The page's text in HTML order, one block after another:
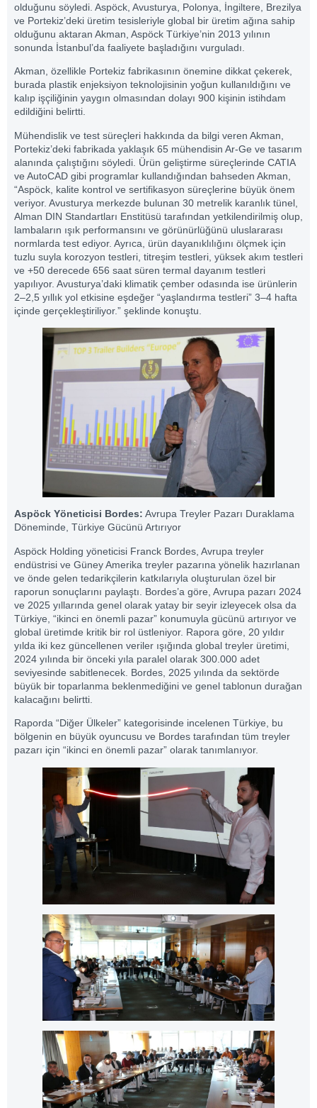
olduğunu söyledi. Aspöck, Avusturya, Polonya, İngiltere, Brezilya
ve Portekiz’deki üretim tesisleriyle global bir üretim ağına sahip
olduğunu aktaran Akman, Aspöck Türkiye’nin 2013 yılının
sonunda İstanbul’da faaliyete başladığını vurguladı.
Akman, özellikle Portekiz fabrikasının önemine dikkat çekerek,
burada plastik enjeksiyon teknolojisinin yoğun kullanıldığını ve
kalıp işçiliğinin yaygın olmasından dolayı 900 kişinin istihdam
edildiğini belirtti.
Mühendislik ve test süreçleri hakkında da bilgi veren Akman,
Portekiz’deki fabrikada yaklaşık 65 mühendisin Ar-Ge ve tasarım
alanında çalıştığını söyledi. Ürün geliştirme süreçlerinde CATIA
ve AutoCAD gibi programlar kullandığından bahseden Akman,
“Aspöck, kalite kontrol ve sertifikasyon süreçlerine büyük önem
veriyor. Avusturya merkezde bulunan 30 metrelik karanlık tünel,
Alman DIN Standartları Enstitüsü tarafından yetkilendirilmiş olup,
lambaların ışık performansını ve görünürlüğünü uluslararası
normlarda test ediyor. Ayrıca, ürün dayanıklılığını ölçmek için
tuzlu suyla korozyon testleri, titreşim testleri, yüksek akım testleri
ve +50 derecede 656 saat süren termal dayanım testleri
yapılıyor. Avusturya’daki klimatik çember odasında ise ürünlerin
2–2,5 yıllık yol etkisine eşdeğer “yaşlandırma testleri” 3–4 hafta
içinde gerçekleştiriliyor.” şeklinde konuştu.
Aspöck Yöneticisi Bordes: Avrupa Treyler Pazarı Duraklama
Döneminde, Türkiye Gücünü Artırıyor
Aspöck Holding yöneticisi Franck Bordes, Avrupa treyler
endüstrisi ve Güney Amerika treyler pazarına yönelik hazırlanan
ve önde gelen tedarikçilerin katkılarıyla oluşturulan özel bir
raporun sonuçlarını paylaştı. Bordes’a göre, Avrupa pazarı 2024
ve 2025 yıllarında genel olarak yatay bir seyir izleyecek olsa da
Türkiye, “ikinci en önemli pazar” konumuyla gücünü artırıyor ve
global üretimde kritik bir rol üstleniyor. Rapora göre, 20 yıldır
yılda iki kez güncellenen veriler ışığında global treyler üretimi,
2024 yılında bir önceki yıla paralel olarak 300.000 adet
seviyesinde sabitlenecek. Bordes, 2025 yılında da sektörde
büyük bir toparlanma beklenmediğini ve genel tablonun durağan
kalacağını belirtti.
Raporda “Diğer Ülkeler” kategorisinde incelenen Türkiye, bu
bölgenin en büyük oyuncusu ve Bordes tarafından tüm treyler
pazarı için “ikinci en önemli pazar” olarak tanımlanıyor.